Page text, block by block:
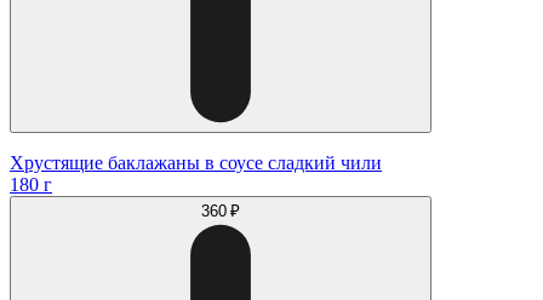
Хрустящие баклажаны в соусе сладкий чили
180 г
360 ₽